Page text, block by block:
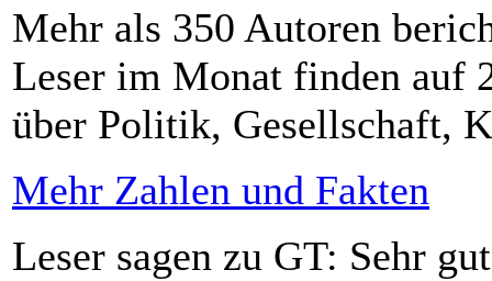
Mehr als 350 Autoren
Leser im Monat finden auf
über Politik, Gesellschaft,
Mehr Zahlen und Fakten
Leser sagen zu GT: Sehr